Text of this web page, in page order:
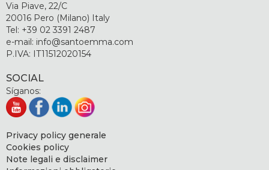
Via Piave, 22/C
20016 Pero (Milano) Italy
Tel: +39 02 3391 2487
e-mail: info@santoemma.com
P.IVA: IT11512020154
SOCIAL
Síganos:
Privacy policy generale
Cookies policy
Note legali e disclaimer